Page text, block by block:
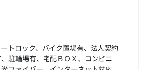
トロック、バイク置場有、法人契約
駐輪場有、宅配ＢＯＸ、コンビニ